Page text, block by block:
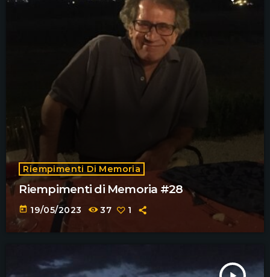
Riempimenti Di Memoria
Riempimenti di Memoria #28
today 19/05/2023 37 1